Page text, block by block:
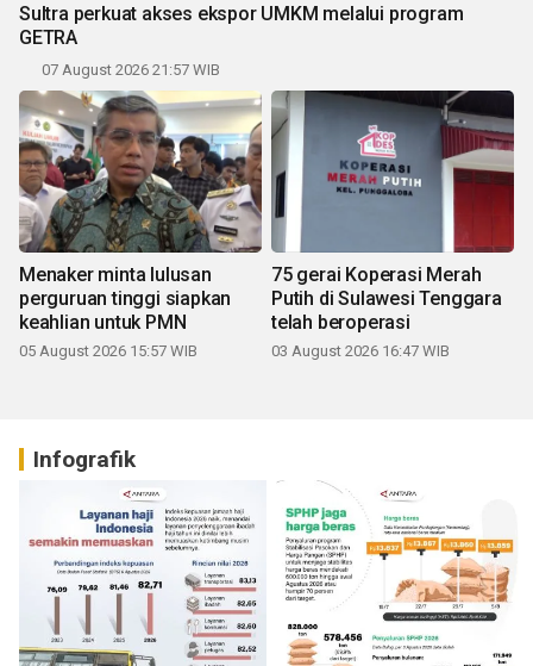
Sultra perkuat akses ekspor UMKM melalui program
GETRA
07 August 2026 21:57 WIB
Menaker minta lulusan
perguruan tinggi siapkan
keahlian untuk PMN
05 August 2026 15:57 WIB
75 gerai Koperasi Merah
Putih di Sulawesi Tenggara
telah beroperasi
03 August 2026 16:47 WIB
Infografik